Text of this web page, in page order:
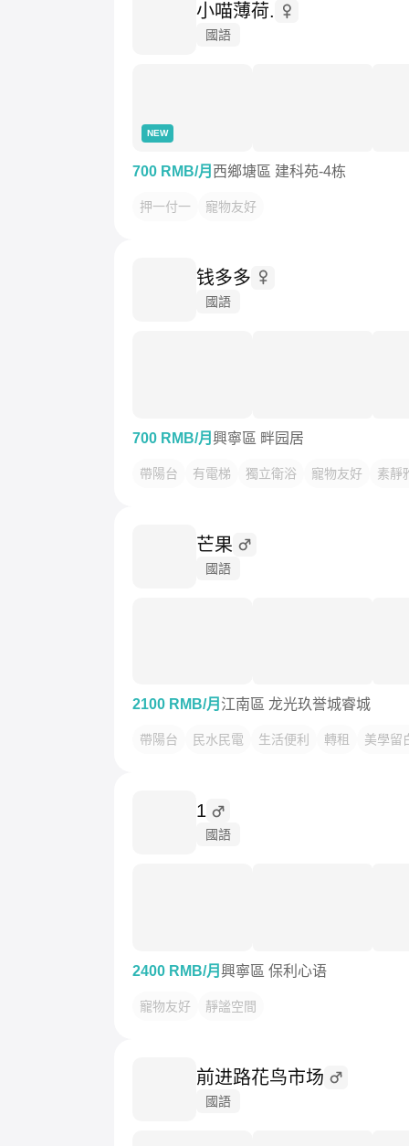
小喵薄荷.
國語
NEW
700 RMB/月 西鄉塘區 建科苑-4栋
押一付一 寵物友好
钱多多
國語
700 RMB/月 興寧區 畔园居
帶陽台 有電梯 獨立衛浴 寵物友好 素靜
芒果
國語
2100 RMB/月 江南區 龙光玖誉城睿城
帶陽台 民水民電 生活便利 轉租 美學留
1
國語
2400 RMB/月 興寧區 保利心语
寵物友好 靜謐空間
前进路花鸟市场
國語